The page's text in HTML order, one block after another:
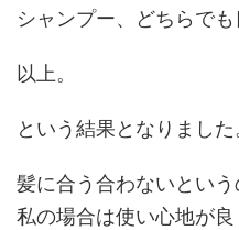
シャンプー、どちらでも
以上。
という結果となりました
髪に合う合わないという
私の場合は使い心地が良